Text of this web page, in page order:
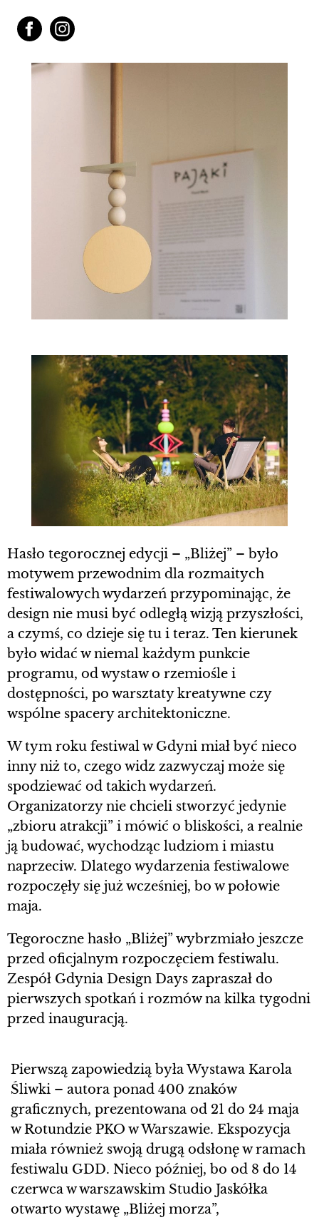
Hasło tegorocznej edycji – „Bliżej” – było
motywem przewodnim dla rozmaitych
festiwalowych wydarzeń przypominając, że
design nie musi być odległą wizją przyszłości,
a czymś, co dzieje się tu i teraz. Ten kierunek
było widać w niemal każdym punkcie
programu, od wystaw o rzemiośle i
dostępności, po warsztaty kreatywne czy
wspólne spacery architektoniczne.
W tym roku festiwal w Gdyni miał być nieco
inny niż to, czego widz zazwyczaj może się
spodziewać od takich wydarzeń.
Organizatorzy nie chcieli stworzyć jedynie
„zbioru atrakcji” i mówić o bliskości, a realnie
ją budować, wychodząc ludziom i miastu
naprzeciw. Dlatego wydarzenia festiwalowe
rozpoczęły się już wcześniej, bo w połowie
maja.
Tegoroczne hasło „Bliżej” wybrzmiało jeszcze
przed oficjalnym rozpoczęciem festiwalu.
Zespół Gdynia Design Days zapraszał do
pierwszych spotkań i rozmów na kilka tygodni
przed inauguracją.
Pierwszą zapowiedzią była Wystawa Karola
Śliwki – autora ponad 400 znaków
graficznych, prezentowana od 21 do 24 maja
w Rotundzie PKO w Warszawie. Ekspozycja
miała również swoją drugą odsłonę w ramach
festiwalu GDD. Nieco później, bo od 8 do 14
czerwca w warszawskim Studio Jaskółka
otwarto wystawę „Bliżej morza”,